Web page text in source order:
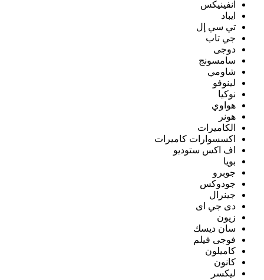
انفينيكس
ايباد
تي سي إل
جي تاب
دوجى
سامسونج
شاومي
لينوفو
نوكيا
هواوي
هونر
الكاميرات
اكسسوارات كاميرات
اف اكس ستوديو
بويا
جوبرو
جودوكس
جينرال
دى جي اى
زيون
سان ديسك
فوجى فيلم
كاميلون
كانون
ليكسر